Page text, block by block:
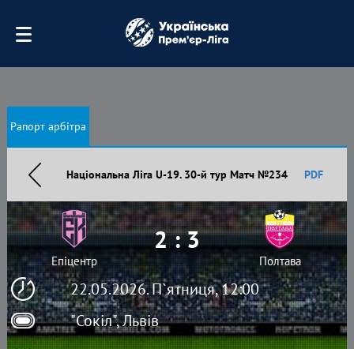
Рапорт арбітра
Національна Ліга U-19. 30-й тур Матч №234 PDF
22.05.2026. П`ятниця, 12:00
"Сокіл", Львів
Епіцентр
2 : 3
Полтава